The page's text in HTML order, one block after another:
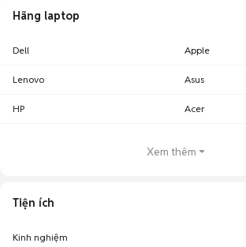
Hãng laptop
Dell Apple
Lenovo Asus
HP Acer
Xem thêm
Tiện ích
Kinh nghiệm